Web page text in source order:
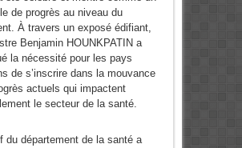
de progrès au niveau du
À travers un exposé édifiant,
Benjamin HOUNKPATIN a
la nécessité pour les pays
de s’inscrire dans la mouvance
actuels qui impactent
le secteur de la santé.
du département de la santé a